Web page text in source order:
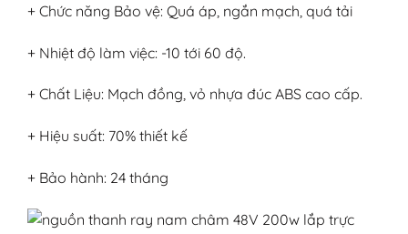
+ Chức năng Bảo vệ: Quá áp, ngắn mạch, quá tải
+ Nhiệt độ làm việc: -10 tới 60 độ.
+ Chất Liệu: Mạch đồng, vỏ nhựa đúc ABS cao cấp.
+ Hiệu suất: 70% thiết kế
+ Bảo hành: 24 tháng